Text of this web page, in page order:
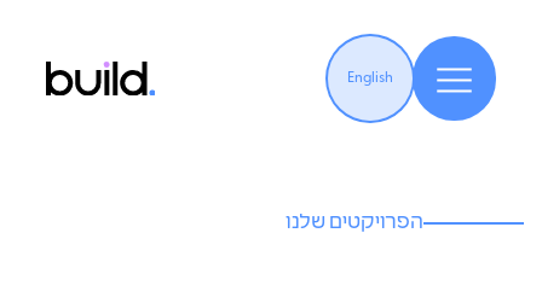
English
הפרויקטים שלנו